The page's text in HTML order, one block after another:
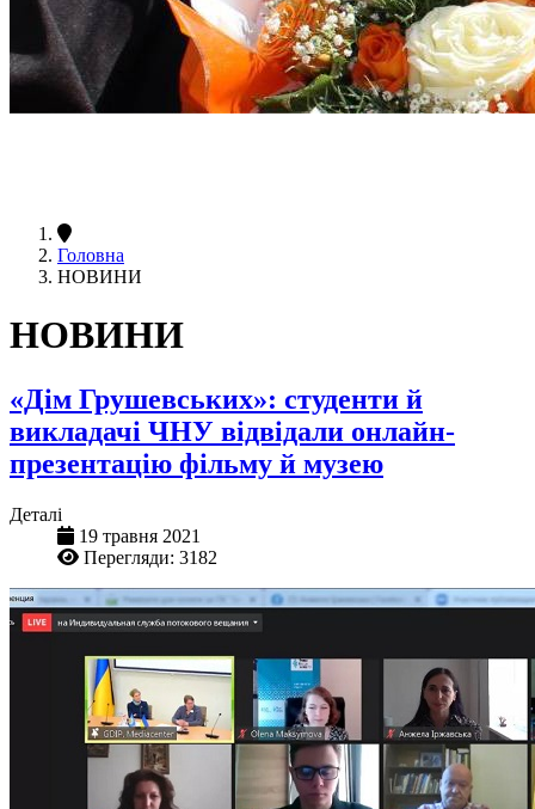
Головна
НОВИНИ
НОВИНИ
«Дім Грушевських»: студенти й
викладачі ЧНУ відвідали онлайн-
презентацію фільму й музею
Деталі
19 травня 2021
Перегляди: 3182